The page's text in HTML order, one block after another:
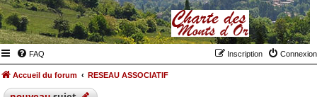
FAQ Connexion
Inscription
Accueil du forum RESEAU ASSOCIATIF